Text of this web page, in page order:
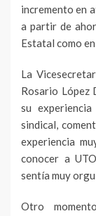
incremento en
a partir de
Estatal como
La
Rosario López
su
sindical,
experiencia
conocer a
sentía muy
Otro